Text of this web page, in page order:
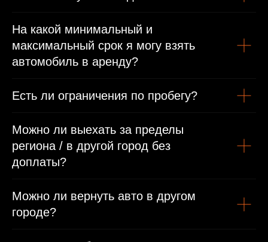
Иностранным гражданам
Паспорт
Международные права/виза или въездная виза
На какой минимальный и
максимальный срок я могу взять
автомобиль в аренду?
Есть ли ограничения по пробегу?
Можно ли выехать за пределы
региона / в другой город без
доплаты?
Можно ли вернуть авто в другом
городе?